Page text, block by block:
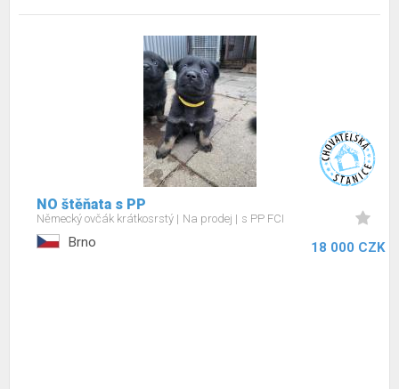
NO štěňata s PP
Německý ovčák krátkosrstý Na prodej s PP FCI
Brno 18 000 CZK